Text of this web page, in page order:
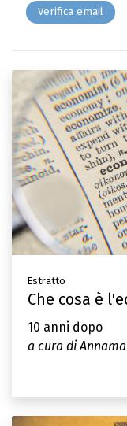
Verifica email
Estratto
Che cosa è
10 anni dopo
a cura di